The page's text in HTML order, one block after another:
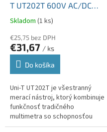
T UT202T 600V AC/DC
600A automatické
prepínanie rozsahov
MIE0463
Skladom (1 ks)
€25,75 bez DPH
€31,67 / ks
Do košíka
Uni-T UT202T je všestranný
merací nástroj, ktorý kombinuje
funkčnosť tradičného
multimetra so schopnosťou
merať striedavý prúd pomocou